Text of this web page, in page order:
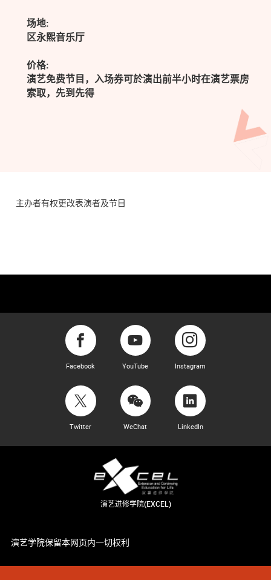
场地:
区永熙音乐厅
价格:
演艺免费节目，入场券可於演出前半小时在演艺票房
索取，先到先得
主办者有权更改表演者及节目
Facebook YouTube Instagram
Twitter WeChat LinkedIn
演艺进修学院(EXCEL)
演艺学院保留本网页内一切权利